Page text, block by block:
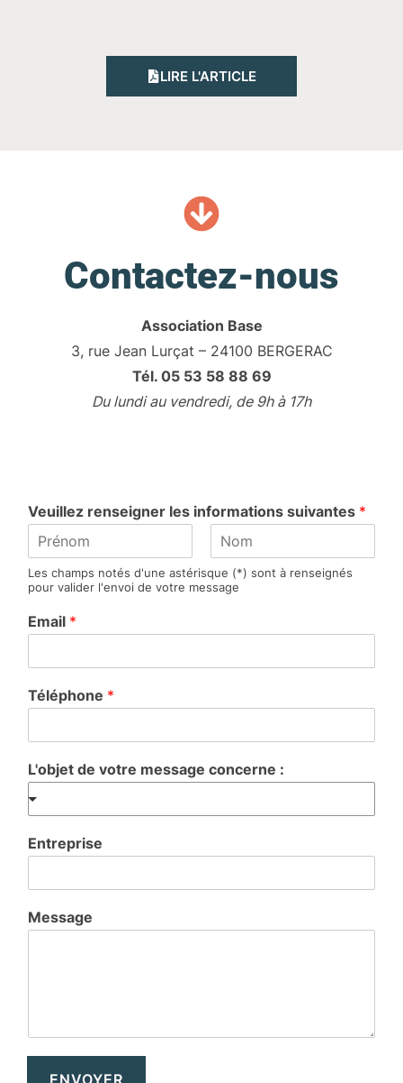
LIRE L'ARTICLE
Contactez-nous
Association Base
3, rue Jean Lurçat – 24100 BERGERAC
Tél. 05 53 58 88 69
Du lundi au vendredi, de 9h à 17h
Veuillez renseigner les informations suivantes *
r
é
o
m
o
m
Les champs notés d'une astérisque (*) sont à renseignés
pour valider l'envoi de votre message
Email *
Téléphone *
L'objet de votre message concerne :
Entreprise
Message